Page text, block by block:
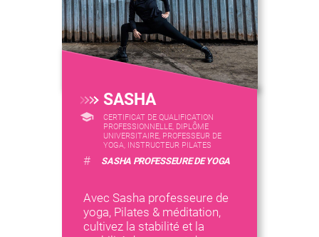
SASHA
CERTIFICAT DE QUALIFICATION
PROFESSIONNELLE, DIPLÔME
UNIVERSITAIRE, PROFESSEUR DE
YOGA, INSTRUCTEUR PILATES
# SASHA PROFESSEURE DE YOGA
Avec Sasha professeure de
yoga, Pilates & méditation,
cultivez la stabilité et la